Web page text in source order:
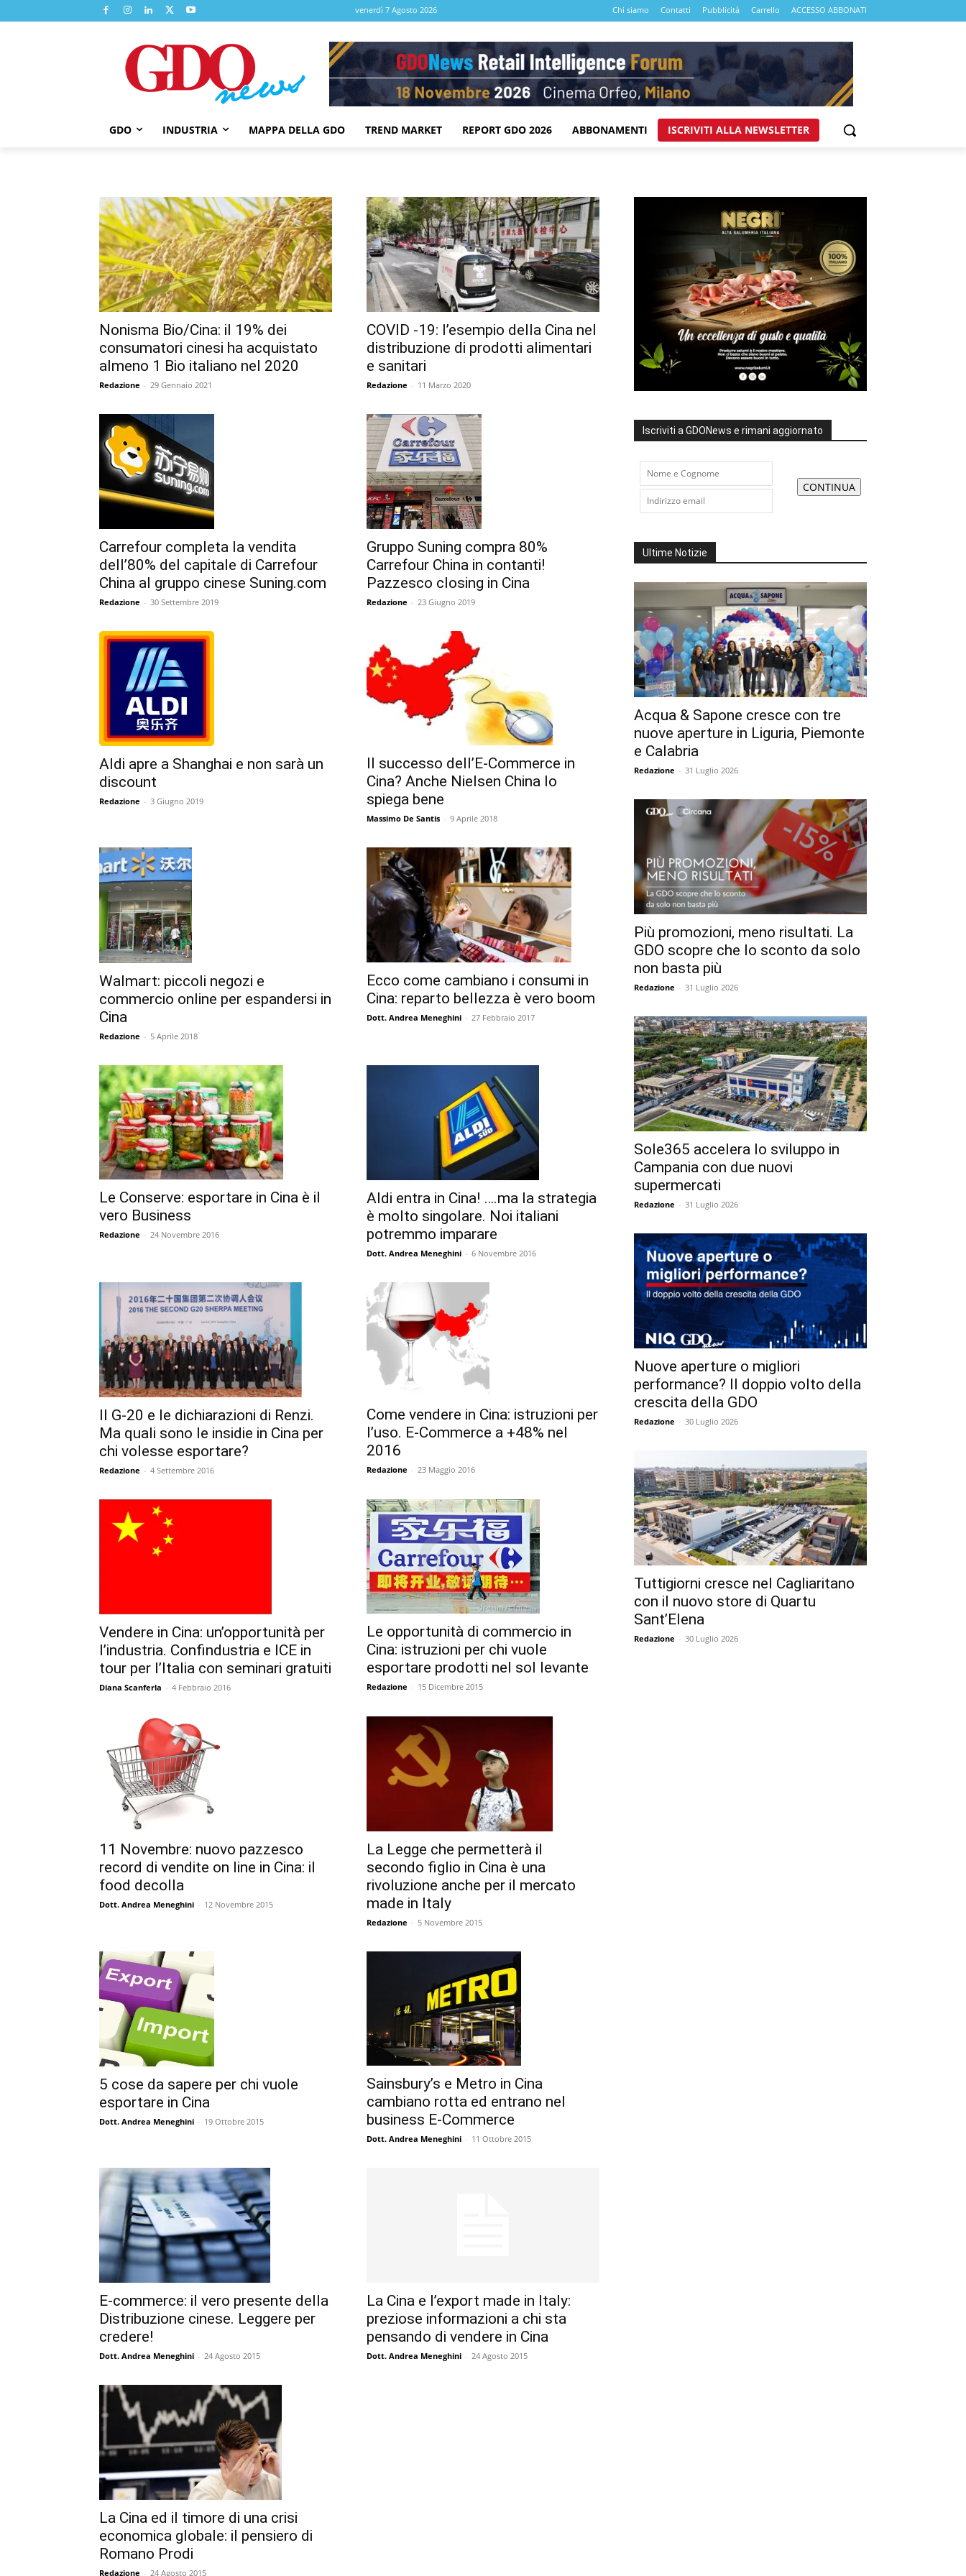
venerdì 7 Agosto 2026 Chi siamo Contatti Pubblicità Carrello ACCESSO ABBONATI
GDO INDUSTRIA MAPPA DELLA GDO TREND MARKET REPORT GDO 2026 ABBONAMENTI ISCRIVITI ALLA NEWSLETTER
Nonisma Bio/Cina: il 19% dei
consumatori cinesi ha acquistato
almeno 1 Bio italiano nel 2020
Redazione - 29 Gennaio 2021
COVID -19: l’esempio della Cina nel
distribuzione di prodotti alimentari
e sanitari
Redazione - 11 Marzo 2020
Carrefour completa la vendita
dell’80% del capitale di Carrefour
China al gruppo cinese Suning.com
Redazione - 30 Settembre 2019
Gruppo Suning compra 80%
Carrefour China in contanti!
Pazzesco closing in Cina
Redazione - 23 Giugno 2019
Aldi apre a Shanghai e non sarà un
discount
Redazione - 3 Giugno 2019
Il successo dell’E-Commerce in
Cina? Anche Nielsen China lo
spiega bene
Massimo De Santis - 9 Aprile 2018
Walmart: piccoli negozi e
commercio online per espandersi in
Cina
Redazione - 5 Aprile 2018
Ecco come cambiano i consumi in
Cina: reparto bellezza è vero boom
Dott. Andrea Meneghini - 27 Febbraio 2017
Le Conserve: esportare in Cina è il
vero Business
Redazione - 24 Novembre 2016
Aldi entra in Cina! ….ma la strategia
è molto singolare. Noi italiani
potremmo imparare
Dott. Andrea Meneghini - 6 Novembre 2016
Il G-20 e le dichiarazioni di Renzi.
Ma quali sono le insidie in Cina per
chi volesse esportare?
Redazione - 4 Settembre 2016
Come vendere in Cina: istruzioni per
l’uso. E-Commerce a +48% nel
2016
Redazione - 23 Maggio 2016
Vendere in Cina: un’opportunità per
l’industria. Confindustria e ICE in
tour per l’Italia con seminari gratuiti
Diana Scanferla - 4 Febbraio 2016
Le opportunità di commercio in
Cina: istruzioni per chi vuole
esportare prodotti nel sol levante
Redazione - 15 Dicembre 2015
11 Novembre: nuovo pazzesco
record di vendite on line in Cina: il
food decolla
Dott. Andrea Meneghini - 12 Novembre 2015
La Legge che permetterà il
secondo figlio in Cina è una
rivoluzione anche per il mercato
made in Italy
Redazione - 5 Novembre 2015
5 cose da sapere per chi vuole
esportare in Cina
Dott. Andrea Meneghini - 19 Ottobre 2015
Sainsbury’s e Metro in Cina
cambiano rotta ed entrano nel
business E-Commerce
Dott. Andrea Meneghini - 11 Ottobre 2015
E-commerce: il vero presente della
Distribuzione cinese. Leggere per
credere!
Dott. Andrea Meneghini - 24 Agosto 2015
La Cina e l’export made in Italy:
preziose informazioni a chi sta
pensando di vendere in Cina
Dott. Andrea Meneghini - 24 Agosto 2015
La Cina ed il timore di una crisi
economica globale: il pensiero di
Romano Prodi
Redazione - 24 Agosto 2015
Iscriviti a GDONews e rimani aggiornato
Ultime Notizie
Acqua & Sapone cresce con tre
nuove aperture in Liguria, Piemonte
e Calabria
Redazione - 31 Luglio 2026
Più promozioni, meno risultati. La
GDO scopre che lo sconto da solo
non basta più
Redazione - 31 Luglio 2026
Sole365 accelera lo sviluppo in
Campania con due nuovi
supermercati
Redazione - 31 Luglio 2026
Nuove aperture o migliori
performance? Il doppio volto della
crescita della GDO
Redazione - 30 Luglio 2026
Tuttigiorni cresce nel Cagliaritano
con il nuovo store di Quartu
Sant’Elena
Redazione - 30 Luglio 2026